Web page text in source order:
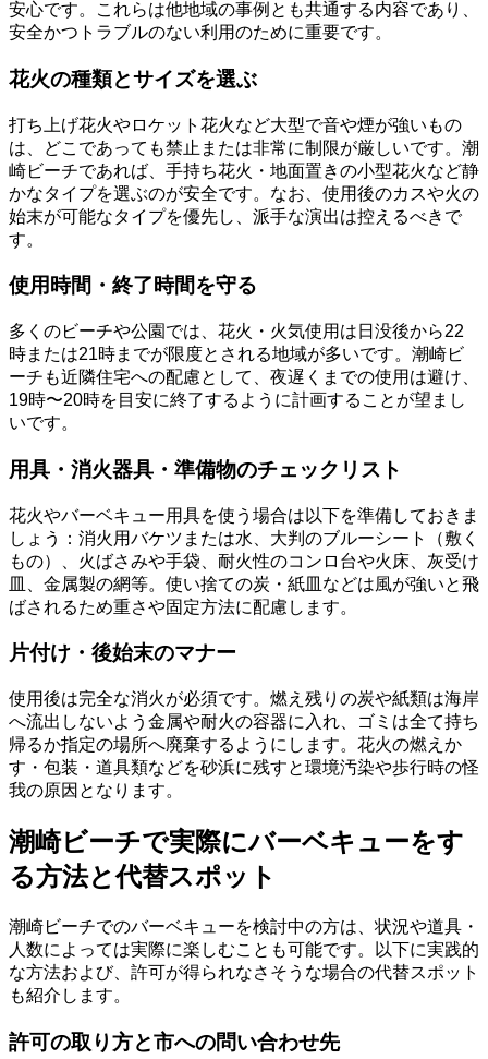
安心です。これらは他地域の事例とも共通する内容であり、
安全かつトラブルのない利用のために重要です。
花火の種類とサイズを選ぶ
打ち上げ花火やロケット花火など大型で音や煙が強いもの
は、どこであっても禁止または非常に制限が厳しいです。潮
崎ビーチであれば、手持ち花火・地面置きの小型花火など静
かなタイプを選ぶのが安全です。なお、使用後のカスや火の
始末が可能なタイプを優先し、派手な演出は控えるべきで
す。
使用時間・終了時間を守る
多くのビーチや公園では、花火・火気使用は日没後から22
時または21時までが限度とされる地域が多いです。潮崎ビ
ーチも近隣住宅への配慮として、夜遅くまでの使用は避け、
19時〜20時を目安に終了するように計画することが望まし
いです。
用具・消火器具・準備物のチェックリスト
花火やバーベキュー用具を使う場合は以下を準備しておきま
しょう：消火用バケツまたは水、大判のブルーシート（敷く
もの）、火ばさみや手袋、耐火性のコンロ台や火床、灰受け
皿、金属製の網等。使い捨ての炭・紙皿などは風が強いと飛
ばされるため重さや固定方法に配慮します。
片付け・後始末のマナー
使用後は完全な消火が必須です。燃え残りの炭や紙類は海岸
へ流出しないよう金属や耐火の容器に入れ、ゴミは全て持ち
帰るか指定の場所へ廃棄するようにします。花火の燃えか
す・包装・道具類などを砂浜に残すと環境汚染や歩行時の怪
我の原因となります。
潮崎ビーチで実際にバーベキューをす
る方法と代替スポット
潮崎ビーチでのバーベキューを検討中の方は、状況や道具・
人数によっては実際に楽しむことも可能です。以下に実践的
な方法および、許可が得られなさそうな場合の代替スポット
も紹介します。
許可の取り方と市への問い合わせ先